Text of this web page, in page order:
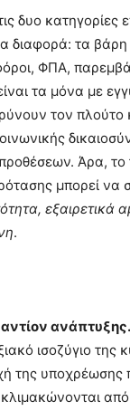
δυο κατηγορίες
διαφορά: τα
ΦΠΑ,
τα μόνα με
τον πλούτο
Άρα, το
μπορεί να
εξαιρετικά
.
ανάπτυξης.
ισοζύγιο της
της υποχρέωσης
από